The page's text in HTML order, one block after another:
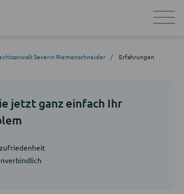
Severin Riemenschneider Erfahrungen
jetzt ganz einfach Ihr